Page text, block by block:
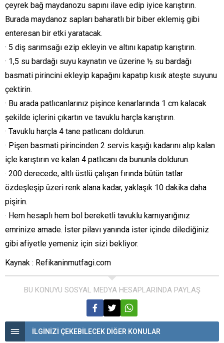
çeyrek bağ maydanozu sapını ilave edip iyice karıştırın.
Burada maydanoz sapları baharatlı bir biber eklemiş gibi
enteresan bir etki yaratacak.
· 5 diş sarımsağı ezip ekleyin ve altını kapatıp karıştırın.
· 1,5 su bardağı suyu kaynatın ve üzerine ½ su bardağı
basmati pirincini ekleyip kapağını kapatıp kısık ateşte suyunu
çektirin.
· Bu arada patlıcanlarınız pişince kenarlarında 1 cm kalacak
şekilde içlerini çıkartın ve tavuklu harçla karıştırın.
· Tavuklu harçla 4 tane patlıcanı doldurun.
· Pişen basmati pirincinden 2 servis kaşığı kadarını alıp kalan
içle karıştırın ve kalan 4 patlıcanı da bununla doldurun.
· 200 derecede, altlı üstlü çalışan fırında bütün tatlar
özdeşleşip üzeri renk alana kadar, yaklaşık 10 dakika daha
pişirin.
· Hem hesaplı hem bol bereketli tavuklu karnıyarığınız
emrinize amade. İster pilavı yanında ister içinde dilediğiniz
gibi afiyetle yemeniz için sizi bekliyor.
Kaynak : Refikaninmutfagi.com
BU KONUYU SOSYAL MEDYA HESAPLARINDA PAYLAŞ
İLGİNİZİ ÇEKEBİLECEK DİĞER KONULAR